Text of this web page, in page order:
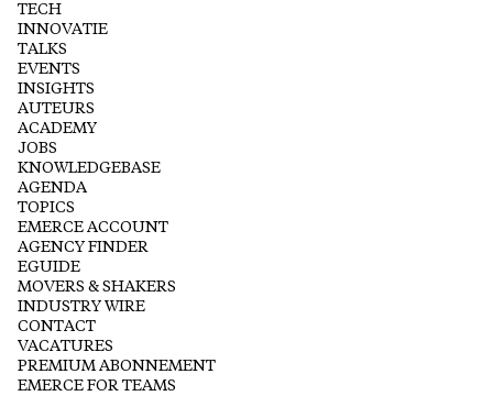
TECH
INNOVATIE
TALKS
EVENTS
INSIGHTS
AUTEURS
ACADEMY
JOBS
KNOWLEDGEBASE
AGENDA
TOPICS
EMERCE ACCOUNT
AGENCY FINDER
EGUIDE
MOVERS & SHAKERS
INDUSTRY WIRE
CONTACT
VACATURES
PREMIUM ABONNEMENT
EMERCE FOR TEAMS